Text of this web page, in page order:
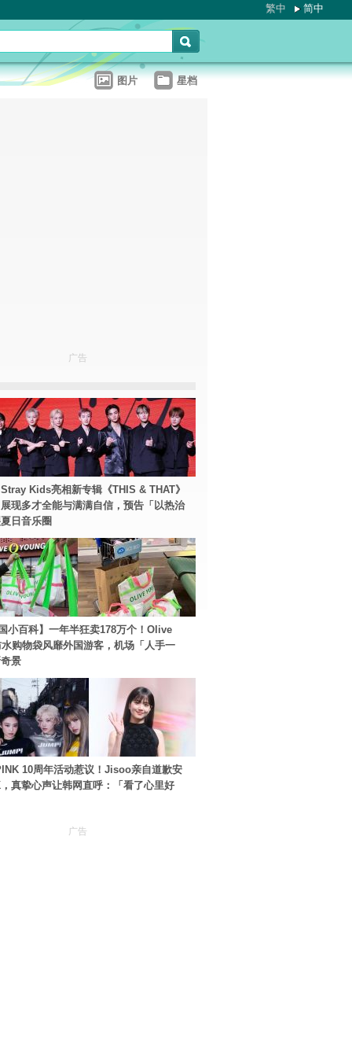
繁中 简中
图片 星档
广告
Kids亮相新专辑《THIS & THAT》
现多才全能与满满自信，预告「以热治
日音乐圈
小百科】一年半狂卖178万个！Olive
购物袋风靡外国游客，机场「人手一
景
10周年活动惹议！Jisoo亲自道歉安
真挚心声让韩网直呼：「看了心里好
广告